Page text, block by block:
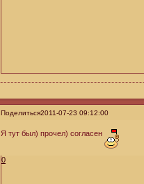
Поделиться2011-07-23 09:12:00
Я тут был) прочел) согласен
0